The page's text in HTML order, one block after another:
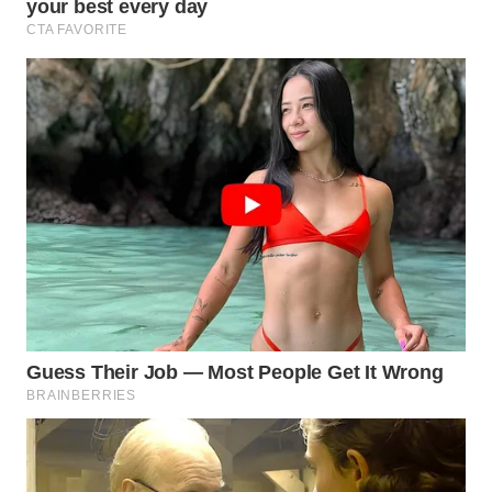
WN
WN
MALUT
DAIRI
WN
DANAU
TOBA
WN
NIAS
LANGKAT